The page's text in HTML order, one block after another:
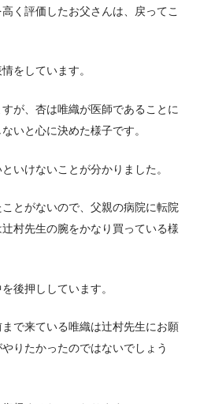
く評価したお父さんは、戻ってこ
をしています。
が、杏は唯織が医師であることに
いと心に決めた様子です。
いけないことが分かりました。
とがないので、父親の病院に転院
村先生の腕をかなり買っている様
後押ししています。
で来ている唯織は辻村先生にお願
りたかったのではないでしょう